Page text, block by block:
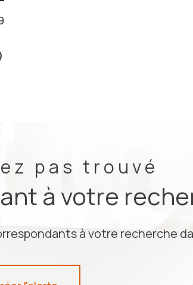
pas trouvé
à votre
à votre recherche